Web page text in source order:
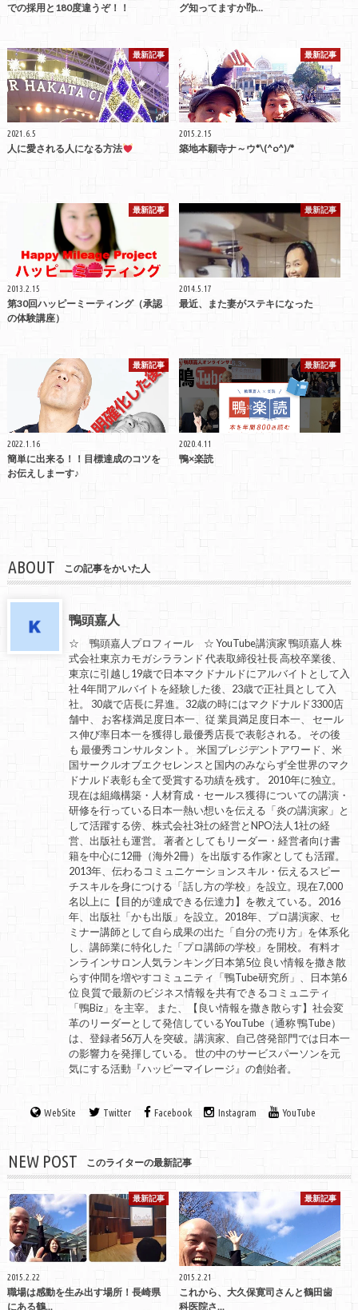
での採用と180度違うぞ！！
グ知ってますか⁉þ…
最新記事
2021.6.5
人に愛される人になる方法
最新記事
2015.2.15
築地本願寺ナ～ウ*\(^o^)/*
最新記事
2013.2.15
第30回ハッピーミーティング（承認
の体験講座）
最新記事
2014.5.17
最近、また妻がステキになった
最新記事
2022.1.16
簡単に出来る！！目標達成のコツを
お伝えしまーす♪
最新記事
2020.4.11
鴨×楽読
ABOUT この記事をかいた人
鴨頭嘉人
☆ 鴨頭嘉人プロフィール ☆ YouTube講演家 鴨頭嘉人 株
式会社東京カモガシラランド 代表取締役社長 高校卒業後、
東京に引越し19歳で日本マクドナルドにアルバイトとして入
社 4年間アルバイトを経験した後、23歳で正社員として入
社。 30歳で店長に昇進。32歳の時にはマクドナルド3300店
舗中、 お客様満足度日本一、従 業員満足度日本一、 セール
ス伸び率日本一を獲得し最優秀店長で表彰される。 その後
も 最優秀コンサルタント。 米国プレジデントアワード、米
国サークルオブエクセレンスと国内のみならず全世界のマク
ドナルド表彰も全て受賞する功績を残す。 2010年に独立。
現在は組織構築・人材育成・セールス獲得についての講演・
研修を行っている日本一熱い想いを伝える「炎の講演家」と
して活躍する傍、株式会社3社の経営とNPO法人1社の経
営、出版社も運営。 著者としてもリーダー・経営者向け書
籍を中心に12冊（海外2冊）を出版する作家としても活躍。
2013年、伝わるコミュニケーションスキル・伝えるスピー
チスキルを身につける「話し方の学校」を設立。現在7,000
名以上に【目的が達成できる伝達力】を教えている。2016
年、出版社「かも出版」を設立。2018年、プロ講演家、セ
ミナー講師として自ら成果の出た「自分の売り方」を体系化
し、講師業に特化した「プロ講師の学校」を開校。 有料オ
ンラインサロン人気ランキング日本第5位 良い情報を撒き散
らす仲間を増やすコミュニティ「鴨Tube研究所」、日本第6
位 良質で最新のビジネス情報を共有できるコミュニティ
「鴨Biz」を主宰。 また、【良い情報を撒き散らす】社会変
革のリーダーとして発信しているYouTube（通称 鴨Tube）
は、登録者56万人を突破。講演家、自己啓発部門では日本一
の影響力を発揮している。 世の中のサービスパーソンを元
気にする活動『ハッピーマイレージ』の創始者。
WebSite Twitter Facebook Instagram YouTube
NEW POST このライターの最新記事
最新記事
2015.2.22
職場は感動を生み出す場所！長崎県
にある鶴...
最新記事
2015.2.21
これから、大久保寛司さんと鶴田歯
科医院さ...